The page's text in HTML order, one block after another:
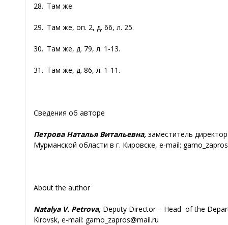
28. Там же.
29. Там же, оп. 2, д. 66, л. 25.
30. Там же, д. 79, л. 1-13.
31. Там же, д. 86, л. 1-11.
Сведения об авторе
Петрова Наталья Витальевна, заместитель
Мурманской области в г. Кировске, e-mail:
About the author
Natalya V. Petrova, Deputy Director – Head of the
Kirovsk, e-mail: gamo_zapros@mail.ru